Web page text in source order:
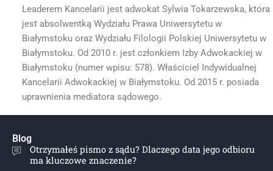
Leaderem Kancelarii jest adwokat Sylwia Tokarzewska, która
jest absolwentką Wydziału Prawa Uniwersytetu w
Białymstoku oraz Wydziału Filologii Polskiej Uniwersytetu w
Białymstoku. Od 2010 r. jest członkiem Izby Adwokackiej w
Białymstoku (numer wpisu: 578). Właściciel Indywidualnej
Kancelarii Adwokackiej w Białymstoku. Od 2015 r. posiada
uprawnienia mediatora sądowego.
Blog
Otrzymałeś pismo z sądu? Dlaczego data jego odbioru
ma kluczowe znaczenie?